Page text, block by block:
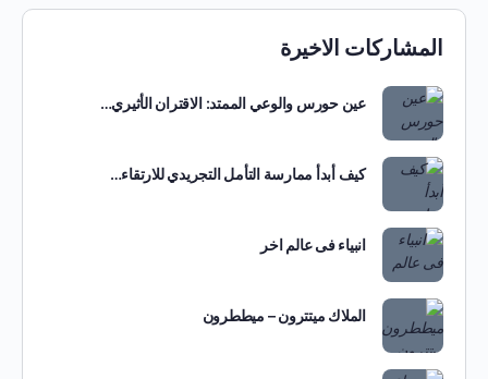
المشاركات الاخيرة
عين حورس والوعي الممتد: الاقتران الأثيري…
كيف أبدأ ممارسة التأمل التجريدي للارتقاء…
انبياء فى عالم اخر
الملاك ميتترون – ميططرون